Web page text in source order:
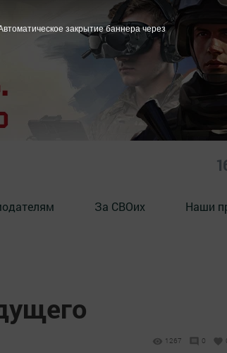
За СВОих Наши
1267 0
закрытие баннера через